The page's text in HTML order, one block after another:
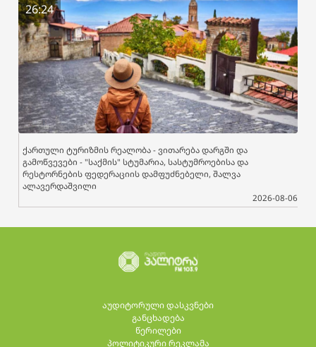
26:24
ქართული ტურიზმის რეალობა - ვითარება დარგში და
გამოწვევები - "საქმის" სტუმარია, სასტუმროებისა და
რესტორნების ფედერაციის დამფუძნებელი, შალვა
ალავერდაშვილი
2026-08-06
აუდიტორული დასკვნები
განცხადება
წერილები
პოლიტიკური რეკლამა